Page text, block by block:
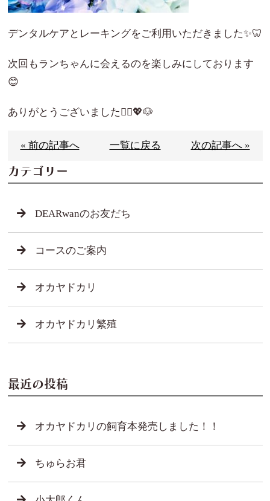
デンタルケアとレーキングをご利用いただきました✨🦷
次回もランちゃんに会えるのを楽しみにしております
😊
ありがとうございました🙇‍♀️💖🐶
« 前の記事へ 一覧に戻る 次の記事へ »
カテゴリー
DEARwanのお友だち
コースのご案内
オカヤドカリ
オカヤドカリ繁殖
最近の投稿
オカヤドカリの飼育本発売しました！！
ちゅらお君